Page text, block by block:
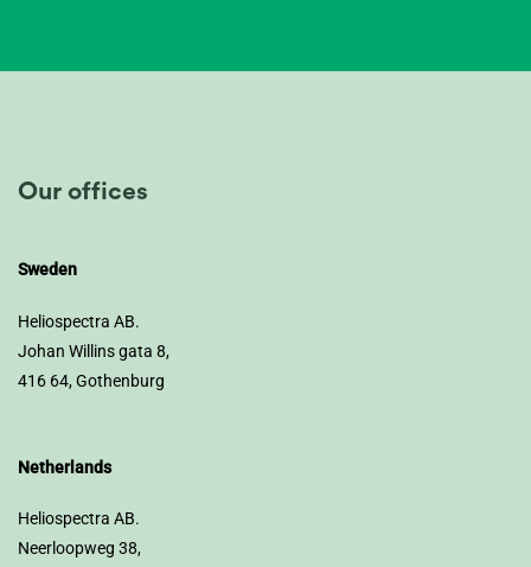
Our offices
Sweden
Heliospectra AB.
Johan Willins gata 8,
416 64, Gothenburg
Netherlands
Heliospectra AB.
Neerloopweg 38,